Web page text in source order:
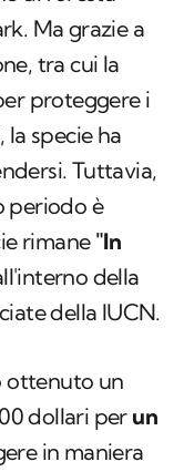
. Ma grazie a
tra cui la
proteggere i
specie ha
Tuttavia,
periodo è
rimane "In
della
della IUCN.
ottenuto un
dollari per un
in maniera